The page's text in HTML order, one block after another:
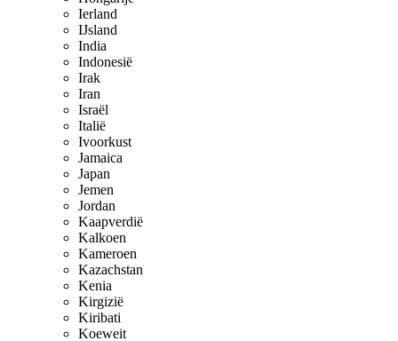
Ierland
IJsland
India
Indonesië
Irak
Iran
Israël
Italië
Ivoorkust
Jamaica
Japan
Jemen
Jordan
Kaapverdië
Kalkoen
Kameroen
Kazachstan
Kenia
Kirgizië
Kiribati
Koeweit